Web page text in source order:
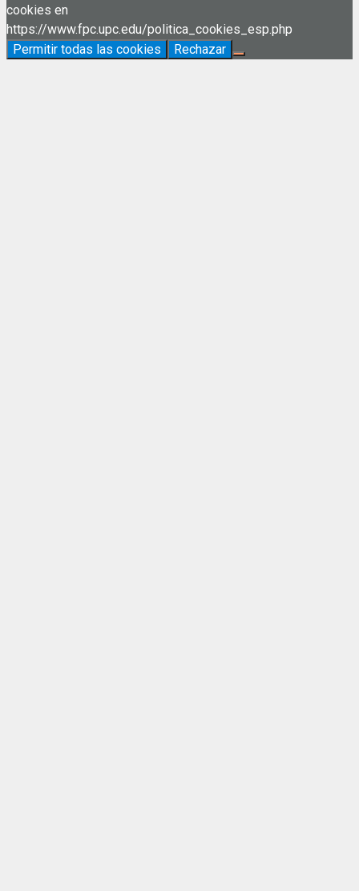
cookies en
https://www.fpc.upc.edu/politica_cookies_esp.php
Permitir todas las cookies
Rechazar